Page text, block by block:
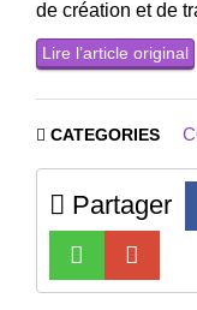
de création et de
Lire l’article original
CATEGORIES
Partager